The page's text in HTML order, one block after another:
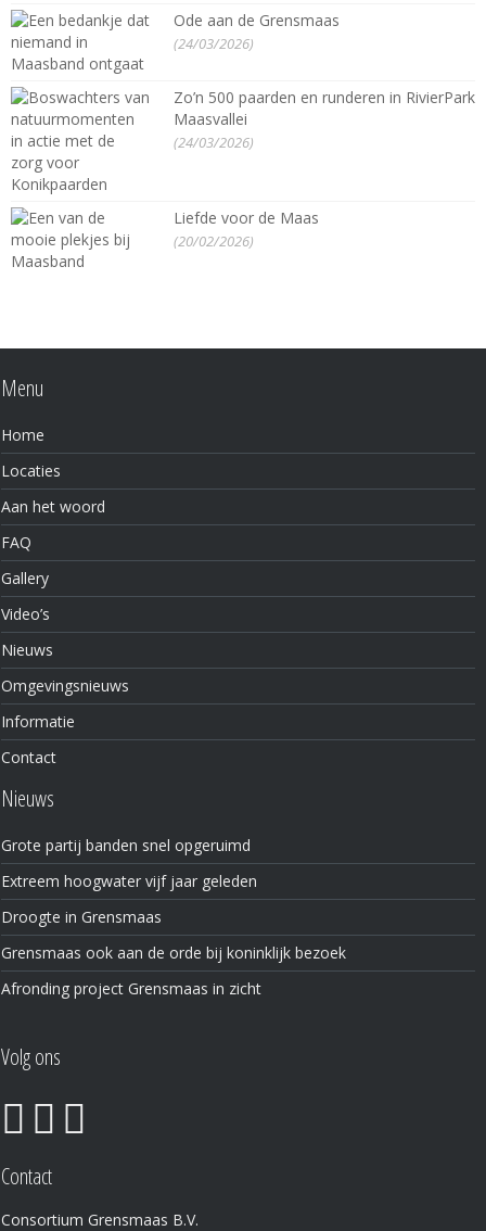
Ode aan de Grensmaas
(24/03/2026)
Zo’n 500 paarden en runderen in RivierPark
Maasvallei
(24/03/2026)
Liefde voor de Maas
(20/02/2026)
Menu
Home
Locaties
Aan het woord
FAQ
Gallery
Video’s
Nieuws
Omgevingsnieuws
Informatie
Contact
Nieuws
Grote partij banden snel opgeruimd
Extreem hoogwater vijf jaar geleden
Droogte in Grensmaas
Grensmaas ook aan de orde bij koninklijk bezoek
Afronding project Grensmaas in zicht
Volg ons
Contact
Consortium Grensmaas B.V.